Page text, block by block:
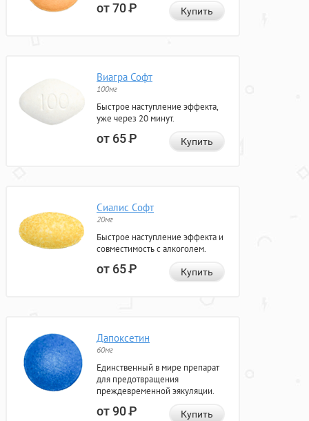
от 70Р Купить
Виагра Софт
100мг
Быстрое наступление эффекта,
уже через 20 минут.
от 65Р Купить
Сиалис Софт
20мг
Быстрое наступление эффекта и
совместимость с алкоголем.
от 65Р Купить
Дапоксетин
60мг
Единственный в мире препарат
для предотвращения
преждевременной эякуляции.
от 90Р Купить